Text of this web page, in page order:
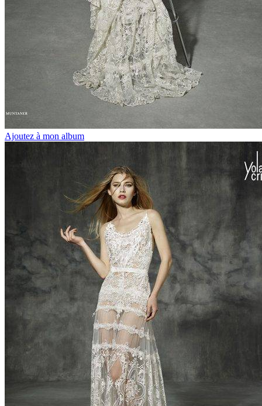
Ajoutez à mon album